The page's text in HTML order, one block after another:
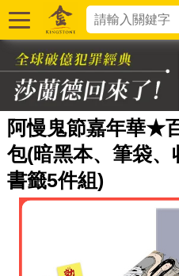
阿慢鬼節嘉年華★
包(暗黑本、筆袋、
書籤5件組)